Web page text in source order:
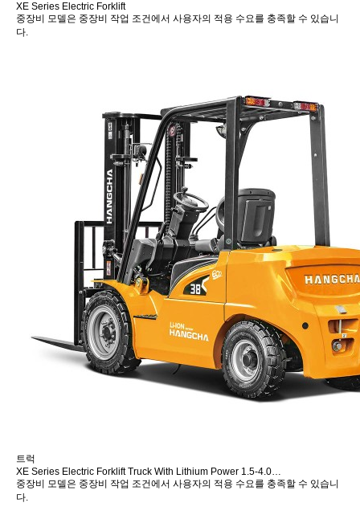
XE Series Electric Forklift
중장비 모델은 중장비 작업 조건에서 사용자의 적용 수요를 충족할 수 있습니
다.
트럭
XE Series Electric Forklift Truck With Lithium Power 1.5-4.0…
중장비 모델은 중장비 작업 조건에서 사용자의 적용 수요를 충족할 수 있습니
다.